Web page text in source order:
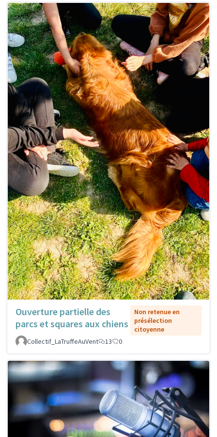
Ouverture partielle des
parcs et squares aux chiens
Non retenue en
présélection
citoyenne
Collectif_LaTruffeAuVent
13 0